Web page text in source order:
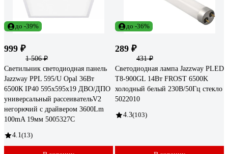
до -39%
999 ₽
1 506 ₽
Светильник светодиодная панель
Jazzway PPL 595/U Opal 36Вт
6500К IP40 595х595х19 ДВО/ДПО
универсальный рассеивательV2
негорючий с драйвером 3600Lm
100mA 19мм 5005327C
4.1 (13)
до -36%
289 ₽
431 ₽
Светодиодная лампа Jazzway PLED
T8-900GL 14Вт FROST 6500K
холодный белый 230В/50Гц стекло
5022010
4.3(103)